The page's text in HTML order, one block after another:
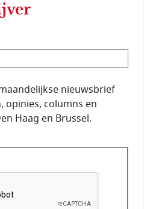
nieuwsbrief
opinies, columns en
Haag en Brussel.